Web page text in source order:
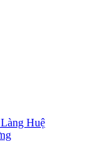
Huệ